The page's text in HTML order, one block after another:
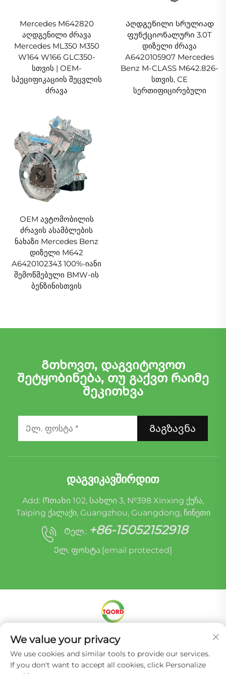
Mercedes M642820
აღდგენილი ძრავა
Mercedes ML350 M350
W164 W166 GLC350-
სთვის | OEM-
სპეციფიკაციის შეცვლის
ძრავა
Აღდგენილი სრულიად
ფუნქციონალური 3.0T
დიზელი ძრავა
A6420105907 Mercedes
Benz M-CLASS M642.826-
სთვის, CE
სერთიფიცირებული
OEM ავტომობილის
ძრავის ასამბლების
ნახაზი Mercedes Benz
დიზელი M642
A6420102343 100%-იანი
შემოწმებული BMW-ის
ბენზინისთვის
Გთხოვთ, დაგვიტოვოთ
შეტყობინება, თუ გაქვთ რაიმე
შეკითხვა
Გაგზავნა
ᲓᲐᲒᲕᲘᲙᲐᲕᲨᲘᲠᲓᲘᲗ
Add: Ოთახი 102, სახლი 3, №398 Xinxing ქუჩა,
Taiping ქალაქი, Guangzhou, Guangdong, ჩინეთი
Ტელ.: +86-15052152918
Ელ. ფოსტა:[email protected]
Copyright © Miracle Oruide (guangzhou) Auto
Parts Remanufacturing Co., Ltd. -
Კონფიდენციალურობის პოლიტიკა
We value your privacy
We use cookies and similar tools to provide our services.
If you don't want to accept all cookies, click Personalize